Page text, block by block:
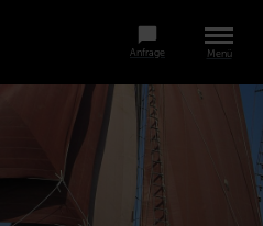
Menü
Anfrage